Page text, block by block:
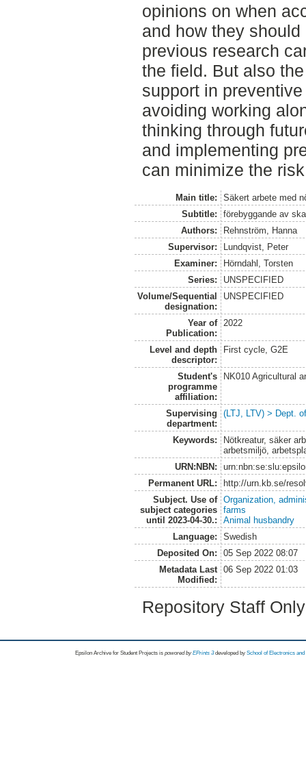
opinions on when
and how they
previous research
the field. But also
support in
avoiding working
thinking through
and implementing
can minimize the
Main title:
Säkert arbete med
Subtitle:
förebyggande av
Authors:
Rehnström, Hanna
Supervisor:
Lundqvist, Peter
Examiner:
Hörndahl, Torsten
Series:
UNSPECIFIED
Volume/Sequential
designation:
UNSPECIFIED
Year of
Publication:
2022
Level and depth
descriptor:
First cycle, G2E
Student's
programme
affiliation:
NK010 Agricultural
Supervising
department:
(LTJ, LTV) > Dept.
Keywords:
Nötkreatur, säker
arbetsmiljö,
URN:NBN:
Permanent URL:
http://urn.kb.se/
Subject. Use of
subject categories
until 2023-04-30.:
Organization,
farms
Animal husbandry
Language:
Swedish
Deposited On:
05 Sep 2022 08:07
Metadata Last
Modified:
06 Sep 2022 01:03
Repository Staff
Epsilon Archive for Student Projects is powored byEPrints 3 developed by School of Electronics